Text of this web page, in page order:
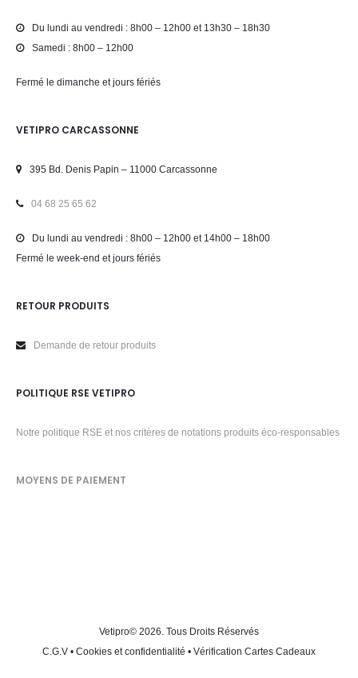
Du lundi au vendredi : 8h00 – 12h00 et 13h30 – 18h30
Samedi : 8h00 – 12h00
Fermé le dimanche et jours fériés
VETIPRO CARCASSONNE
395 Bd. Denis Papin – 11000 Carcassonne
04 68 25 65 62
Du lundi au vendredi : 8h00 – 12h00 et 14h00 – 18h00
Fermé le week-end et jours fériés
RETOUR PRODUITS
Demande de retour produits
POLITIQUE RSE VETIPRO
Notre politique RSE et nos critères de notations produits éco-responsables
MOYENS DE PAIEMENT
Vetipro© 2026. Tous Droits Réservés
C.G.V • Cookies et confidentialité • Vérification Cartes Cadeaux